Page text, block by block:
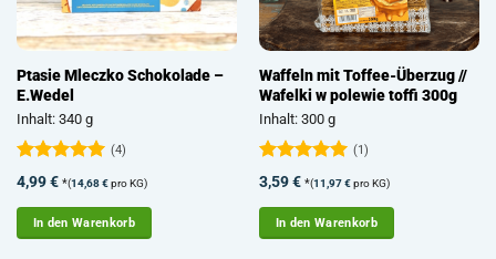
Ptasie Mleczko Schokolade –
E.Wedel
Inhalt: 340 g
Bewertet
mit 5von
5
(4)
4,99€ *(14,68€pro KG)
In den Warenkorb
Waffeln mit Toffee-Überzug //
Wafelki w polewie toffi 300g
Inhalt: 300 g
Bewertet
mit 5von
5
(1)
3,59€ *(11,97€pro KG)
In den Warenkorb